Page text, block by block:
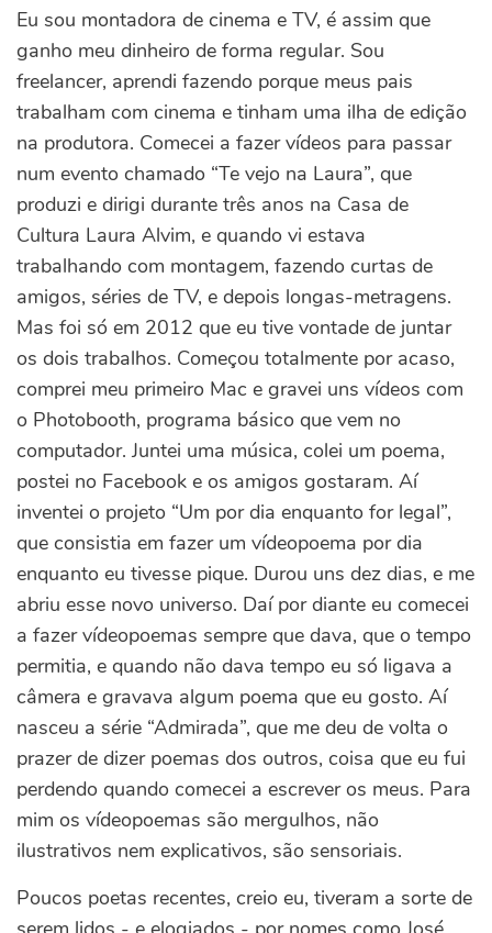
Eu sou montadora de cinema e TV, é assim que
ganho meu dinheiro de forma regular. Sou
freelancer, aprendi fazendo porque meus pais
trabalham com cinema e tinham uma ilha de edição
na produtora. Comecei a fazer vídeos para passar
num evento chamado “Te vejo na Laura”, que
produzi e dirigi durante três anos na Casa de
Cultura Laura Alvim, e quando vi estava
trabalhando com montagem, fazendo curtas de
amigos, séries de TV, e depois longas-metragens.
Mas foi só em 2012 que eu tive vontade de juntar
os dois trabalhos. Começou totalmente por acaso,
comprei meu primeiro Mac e gravei uns vídeos com
o Photobooth, programa básico que vem no
computador. Juntei uma música, colei um poema,
postei no Facebook e os amigos gostaram. Aí
inventei o projeto “Um por dia enquanto for legal”,
que consistia em fazer um vídeopoema por dia
enquanto eu tivesse pique. Durou uns dez dias, e me
abriu esse novo universo. Daí por diante eu comecei
a fazer vídeopoemas sempre que dava, que o tempo
permitia, e quando não dava tempo eu só ligava a
câmera e gravava algum poema que eu gosto. Aí
nasceu a série “Admirada”, que me deu de volta o
prazer de dizer poemas dos outros, coisa que eu fui
perdendo quando comecei a escrever os meus. Para
mim os vídeopoemas são mergulhos, não
ilustrativos nem explicativos, são sensoriais.
Poucos poetas recentes, creio eu, tiveram a sorte de